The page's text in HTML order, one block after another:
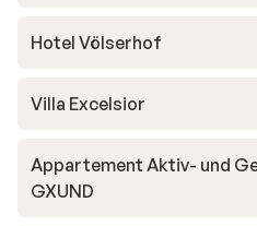
Hotel Völserhof
Villa Excelsior
Appartement Aktiv- und
GXUND